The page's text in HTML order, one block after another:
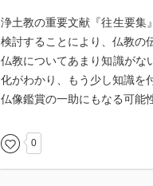
浄土教の重要文献『往生要集
検討することにより、仏教の
仏教についてあまり知識がな
化がわかり、もう少し知識を
仏像鑑賞の一助にもなる可能
0